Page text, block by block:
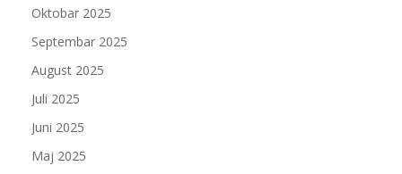
Oktobar 2025
Septembar 2025
August 2025
Juli 2025
Juni 2025
Maj 2025